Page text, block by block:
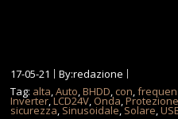
17-05-21
By:redazione
Tag: alta,Auto,BHDD, con,
Inverter,LCD24V, Onda,Protezione
sicurezza, Sinusoidale,Solare,